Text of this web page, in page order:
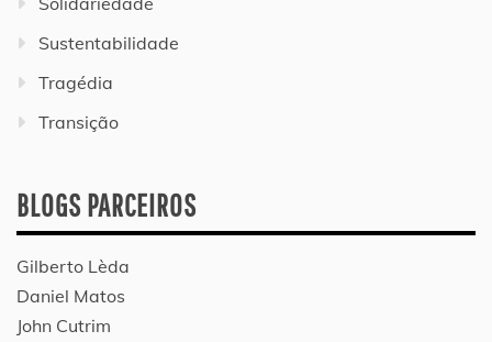
Sustentabilidade
Tragédia
Transição
BLOGS PARCEIROS
Gilberto Lèda
Daniel Matos
John Cutrim